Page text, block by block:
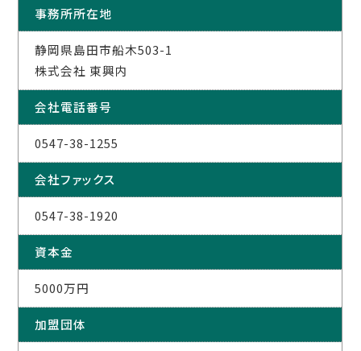
事務所所在地
静岡県島田市船木503-1
株式会社 東興内
会社電話番号
0547-38-1255
会社ファックス
0547-38-1920
資本金
5000万円
加盟団体